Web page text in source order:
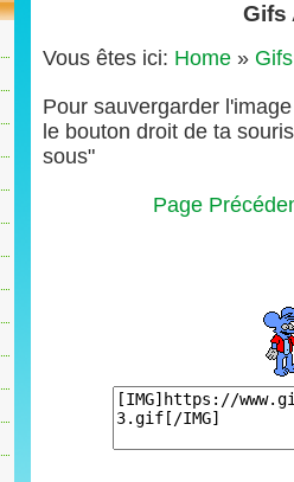
Gifs
Vous êtes ici: Home »
Pour sauvergarder
le bouton droit de ta
sous"
Page